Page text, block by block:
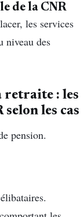
de la CNR
les services
niveau des
retraite : les
les cas
pension.